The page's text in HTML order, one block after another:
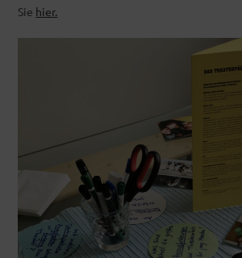
Sie hier.